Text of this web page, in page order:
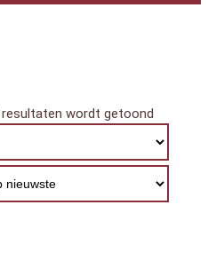
wordt getoond